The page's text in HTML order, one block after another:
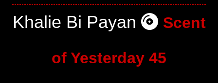
Khalie Bi Payan Scent
of Yesterday 45